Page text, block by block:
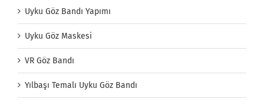
Uyku Göz Bandı Yapımı
Uyku Göz Maskesi
VR Göz Bandı
Yılbaşı Temalı Uyku Göz Bandı